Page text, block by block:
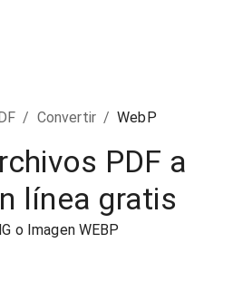
/ Convertir / WebP
PDF a
línea gratis
o Imagen WEBP